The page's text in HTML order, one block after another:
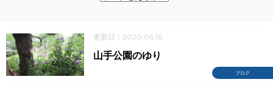
更新日：2020.06.16
ブログ
山手公園のゆり